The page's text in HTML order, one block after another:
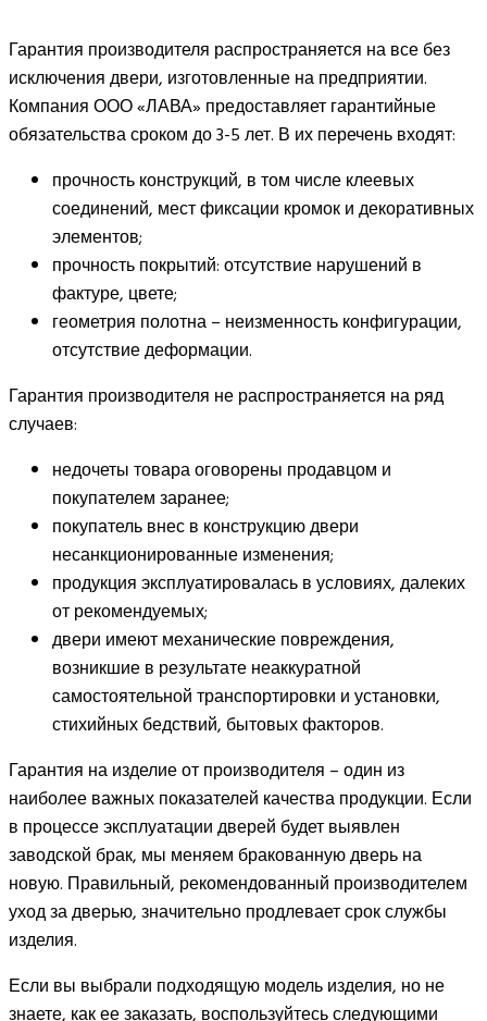
Гарантия производителя распространяется на все без
исключения двери, изготовленные на предприятии.
Компания ООО «ЛАВА» предоставляет гарантийные
обязательства сроком до 3-5 лет. В их перечень входят:
прочность конструкций, в том числе клеевых
соединений, мест фиксации кромок и декоративных
элементов;
прочность покрытий: отсутствие нарушений в
фактуре, цвете;
геометрия полотна – неизменность конфигурации,
отсутствие деформации.
Гарантия производителя не распространяется на ряд
случаев:
недочеты товара оговорены продавцом и
покупателем заранее;
покупатель внес в конструкцию двери
несанкционированные изменения;
продукция эксплуатировалась в условиях, далеких
от рекомендуемых;
двери имеют механические повреждения,
возникшие в результате неаккуратной
самостоятельной транспортировки и установки,
стихийных бедствий, бытовых факторов.
Гарантия на изделие от производителя – один из
наиболее важных показателей качества продукции. Если
в процессе эксплуатации дверей будет выявлен
заводской брак, мы меняем бракованную дверь на
новую. Правильный, рекомендованный производителем
уход за дверью, значительно продлевает срок службы
изделия.
Если вы выбрали подходящую модель изделия, но не
знаете, как ее заказать, воспользуйтесь следующими